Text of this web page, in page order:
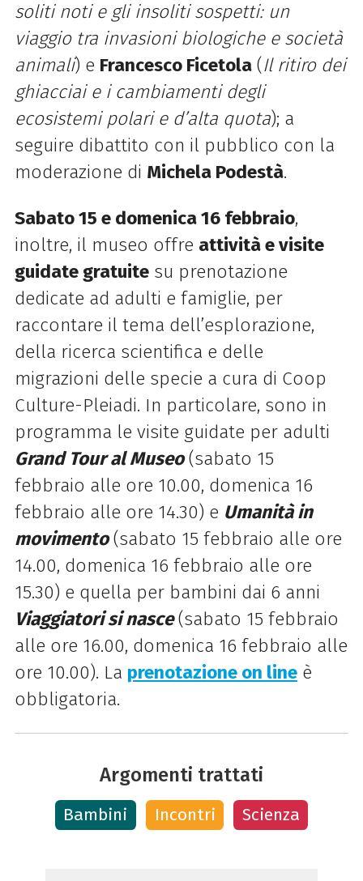
soliti noti e gli insoliti sospetti: un
viaggio tra invasioni biologiche e società
animali) e Francesco Ficetola(Il ritiro dei
ghiacciai e i cambiamenti degli
ecosistemi polari e d’alta quota); a
seguire dibattito con il pubblico con la
moderazione di Michela Podestà.
Sabato 15 e domenica 16 febbraio,
inoltre, il museo offre attività e visite
guidate gratuitesu prenotazione
dedicate ad adulti e famiglie, per
raccontare il tema dell’esplorazione,
della ricerca scientifica e delle
migrazioni delle specie a cura di Coop
Culture-Pleiadi. In particolare, sono in
programma le visite guidate per adulti
Grand Tour al Museo(sabato 15
febbraio alle ore 10.00, domenica 16
febbraio alle ore 14.30) e Umanità in
movimento(sabato 15 febbraio alle ore
14.00, domenica 16 febbraio alle ore
15.30) e quella per bambini dai 6 anni
Viaggiatori si nasce(sabato 15 febbraio
alle ore 16.00, domenica 16 febbraio alle
ore 10.00). La prenotazione on lineè
obbligatoria.
Argomenti trattati
Bambini Incontri Scienza